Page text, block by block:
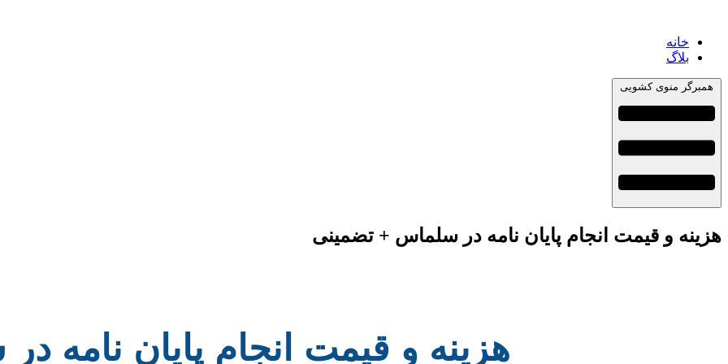
خانه
بلاگ
همبرگر منوی کشویی
هزینه و قیمت انجام پایان نامه در سلماس + تضمینی
هزینه و قیمت انجام پایان نامه